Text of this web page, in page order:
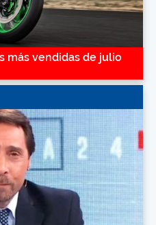
más vendidas de julio